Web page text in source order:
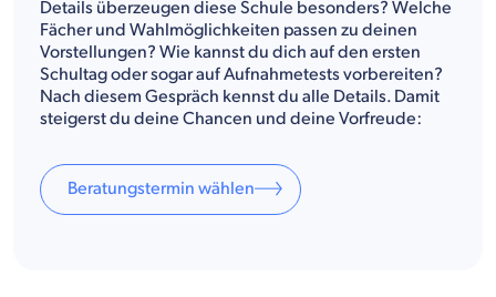
Details überzeugen diese Schule besonders? Welche
Fächer und Wahlmöglichkeiten passen zu deinen
Vorstellungen? Wie kannst du dich auf den ersten
Schultag oder sogar auf Aufnahmetests vorbereiten?
Nach diesem Gespräch kennst du alle Details. Damit
steigerst du deine Chancen und deine Vorfreude:
Beratungstermin wählen